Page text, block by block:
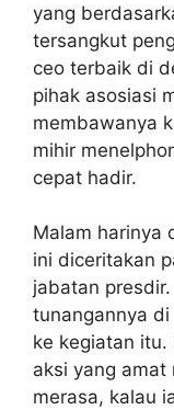
yang
tersangkut
ceo terbaik di
pihak asosiasi
membawanya
mihir
cepat hadir.
Malam harinya
ini diceritakan
jabatan
tunangannya
ke kegiatan
aksi yang amat
merasa, kalau